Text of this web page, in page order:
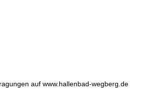
auf www.hallenbad-wegberg.de